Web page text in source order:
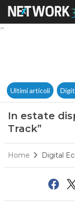
Ultimi articoli
In estate
Track”
Home Digital